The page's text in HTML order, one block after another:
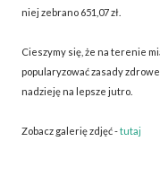
niej zebrano 651,07 zł.
Cieszymy się, że na terenie
popularyzować zasady
nadzieję na lepsze jutro.
Zobacz galerię zdjęć -tutaj